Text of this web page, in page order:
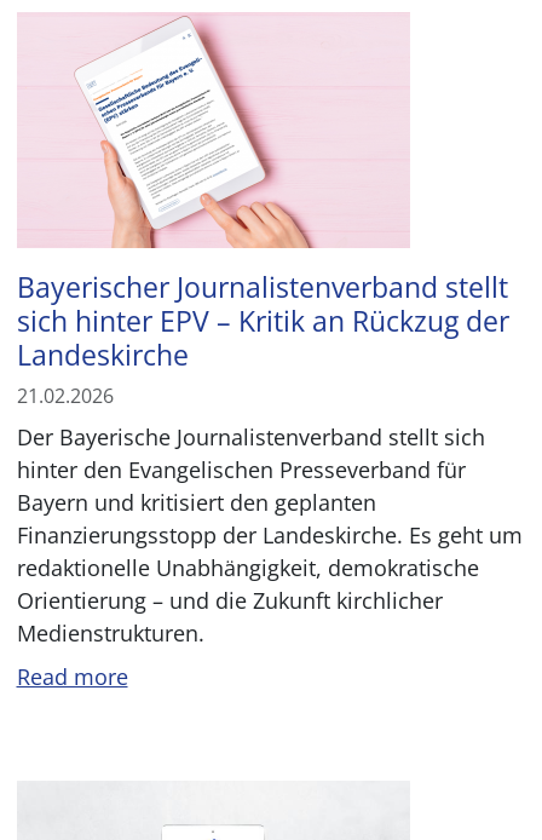
Bayerischer Journalistenverband stellt
sich hinter EPV – Kritik an Rückzug der
Landeskirche
21.02.2026
Der Bayerische Journalistenverband stellt sich
hinter den Evangelischen Presseverband für
Bayern und kritisiert den geplanten
Finanzierungsstopp der Landeskirche. Es geht um
redaktionelle Unabhängigkeit, demokratische
Orientierung – und die Zukunft kirchlicher
Medienstrukturen.
Read more